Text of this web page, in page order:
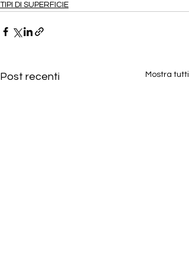
TIPI DI SUPERFICIE
Post recenti Mostra tutti